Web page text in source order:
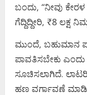
ಬಂದು, “ನೀವು
ಗೆದ್ದಿದ್ದೀರಿ, ₹8 ಲಕ್ಷ
ಮುಂದೆ, ಬಹುಮಾನ
ಪಾವತಿಸಬೇಕು
ಸೂಚಿಸಲಾಗಿದೆ.
ಹಣ ವರ್ಗಾವಣೆ